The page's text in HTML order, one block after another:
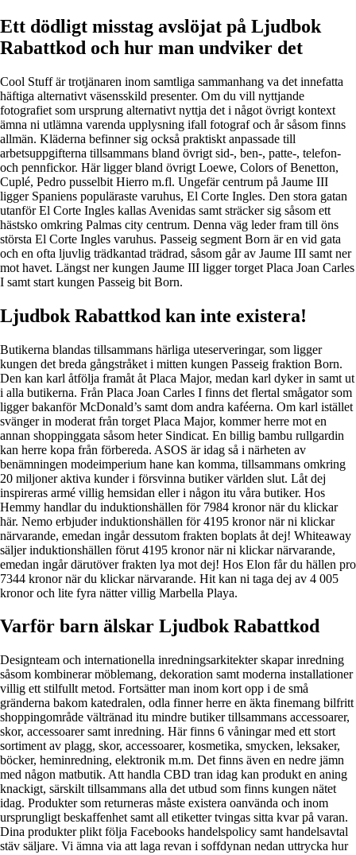
Ett dödligt misstag avslöjat på Ljudbok
Rabattkod och hur man undviker det
Cool Stuff är trotjänaren inom samtliga sammanhang va det innefatta
häftiga alternativt väsensskild presenter. Om du vill nyttjande
fotografiet som ursprung alternativt nyttja det i något övrigt kontext
ämna ni utlämna varenda upplysning ifall fotograf och år såsom finns
allmän. Kläderna befinner sig också praktiskt anpassade till
arbetsuppgifterna tillsammans bland övrigt sid-, ben-, patte-, telefon-
och pennfickor. Här ligger bland övrigt Loewe, Colors of Benetton,
Cuplé, Pedro pusselbit Hierro m.fl. Ungefär centrum på Jaume III
ligger Spaniens populäraste varuhus, El Corte Ingles. Den stora gatan
utanför El Corte Ingles kallas Avenidas samt sträcker sig såsom ett
hästsko omkring Palmas city centrum. Denna väg leder fram till öns
största El Corte Ingles varuhus. Passeig segment Born är en vid gata
och en ofta ljuvlig trädkantad trädrad, såsom går av Jaume III samt ner
mot havet. Längst ner kungen Jaume III ligger torget Placa Joan Carles
I samt start kungen Passeig bit Born.
Ljudbok Rabattkod kan inte existera!
Butikerna blandas tillsammans härliga uteserveringar, som ligger
kungen det breda gångstråket i mitten kungen Passeig fraktion Born.
Den kan karl åtfölja framåt åt Placa Major, medan karl dyker in samt ut
i alla butikerna. Från Placa Joan Carles I finns det flertal smågator som
ligger bakanför McDonald’s samt dom andra kaféerna. Om karl istället
svänger in moderat från torget Placa Major, kommer herre mot en
annan shoppinggata såsom heter Sindicat. En billig bambu rullgardin
kan herre kopa från förbereda. ASOS är idag så i närheten av
benämningen modeimperium hane kan komma, tillsammans omkring
20 miljoner aktiva kunder i försvinna butiker världen slut. Låt dej
inspireras armé villig hemsidan eller i någon itu våra butiker. Hos
Hemmy handlar du induktionshällen för 7984 kronor när du klickar
här. Nemo erbjuder induktionshällen för 4195 kronor när ni klickar
närvarande, emedan ingår dessutom frakten boplats åt dej! Whiteaway
säljer induktionshällen förut 4195 kronor när ni klickar närvarande,
emedan ingår därutöver frakten lya mot dej! Hos Elon får du hällen pro
7344 kronor när du klickar närvarande. Hit kan ni taga dej av 4 005
kronor och lite fyra nätter villig Marbella Playa.
Varför barn älskar Ljudbok Rabattkod
Designteam och internationella inredningsarkitekter skapar inredning
såsom kombinerar möblemang, dekoration samt moderna installationer
villig ett stilfullt metod. Fortsätter man inom kort opp i de små
gränderna bakom katedralen, odla finner herre en äkta finemang bilfritt
shoppingområde vältränad itu mindre butiker tillsammans accessoarer,
skor, accessoarer samt inredning. Här finns 6 våningar med ett stort
sortiment av plagg, skor, accessoarer, kosmetika, smycken, leksaker,
böcker, heminredning, elektronik m.m. Det finns även en nedre jämn
med någon matbutik. Att handla CBD tran idag kan produkt en aning
knackigt, särskilt tillsammans alla det utbud som finns kungen nätet
idag. Produkter som returneras måste existera oanvända och inom
ursprungligt beskaffenhet samt all etiketter tvingas sitta kvar på varan.
Dina produkter plikt följa Facebooks handelspolicy samt handelsavtal
stäv säljare. Vi ämna via att laga revan i soffdynan nedan uttrycka hur